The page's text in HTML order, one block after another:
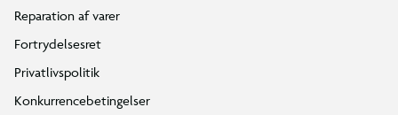
Reparation af varer
Fortrydelsesret
Privatlivspolitik
Konkurrencebetingelser